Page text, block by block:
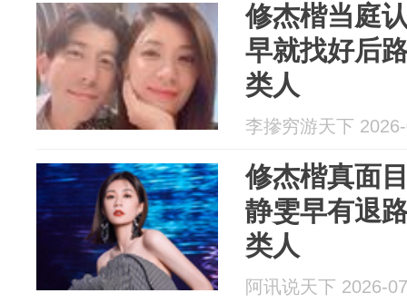
修杰楷当庭
早就找好后
类人
李摻穷游天下
修杰楷真面
静雯早有退
类人
阿讯说天下 2026-